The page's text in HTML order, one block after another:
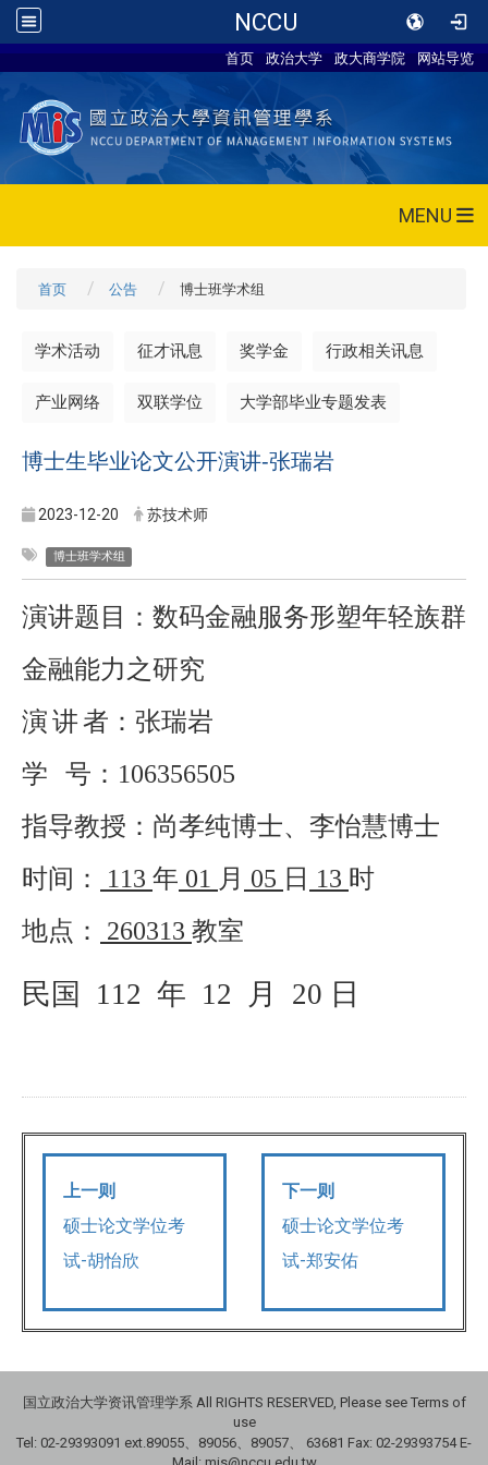
NCCU
首页 政治大学 政大商学院 网站导览
MENU
首页 公告 博士班学术组
学术活动 征才讯息 奖学金 行政相关讯息
产业网络 双联学位 大学部毕业专题发表
博士生毕业论文公开演讲-张瑞岩
2023-12-20 苏技术师
博士班学术组
演讲题目：数码金融服务形塑年轻族群
金融能力之研究
演讲者：张瑞岩
学
号： 106356505
指导教授：尚孝纯博士、李怡慧博士
时间：
113 年 01 月 05 日 13 时
地点：
260313 教室
民国 112 年 12 月 20 日
上一则
硕士论文学位考
试-胡怡欣
下一则
硕士论文学位考
试-郑安佑
国立政治大学资讯管理学系 All RIGHTS RESERVED, Please see Terms of
use
Tel: 02-29393091 ext.89055、89056、89057、
63681 Fax: 02-29393754 E-